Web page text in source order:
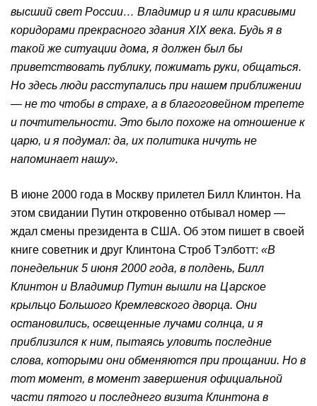
высший свет России… Владимир и я шли красивыми
коридорами прекрасного здания XIX века. Будь я в
такой же ситуации дома, я должен был бы
приветствовать публику, пожимать руки, общаться.
Но здесь люди расступались при нашем приближении
— не то чтобы в страхе, а в благоговейном трепете
и почтительности. Это было похоже на отношение к
царю, и я подумал: да, их политика ничуть не
напоминает нашу».
В июне 2000 года в Москву прилетел Билл Клинтон. На
этом свидании Путин откровенно отбывал номер —
ждал смены президента в США. Об этом пишет в своей
книге советник и друг Клинтона Строб Тэлботт: «В
понедельник 5 июня 2000 года, в полдень, Билл
Клинтон и Владимир Путин вышли на Царское
крыльцо Большого Кремлевского дворца. Они
остановились, освещенные лучами солнца, и я
приблизился к ним, пытаясь уловить последние
слова, которыми они обменяются при прощании. Но в
тот момент, в момент завершения официальной
части пятого и последнего визита Клинтона в